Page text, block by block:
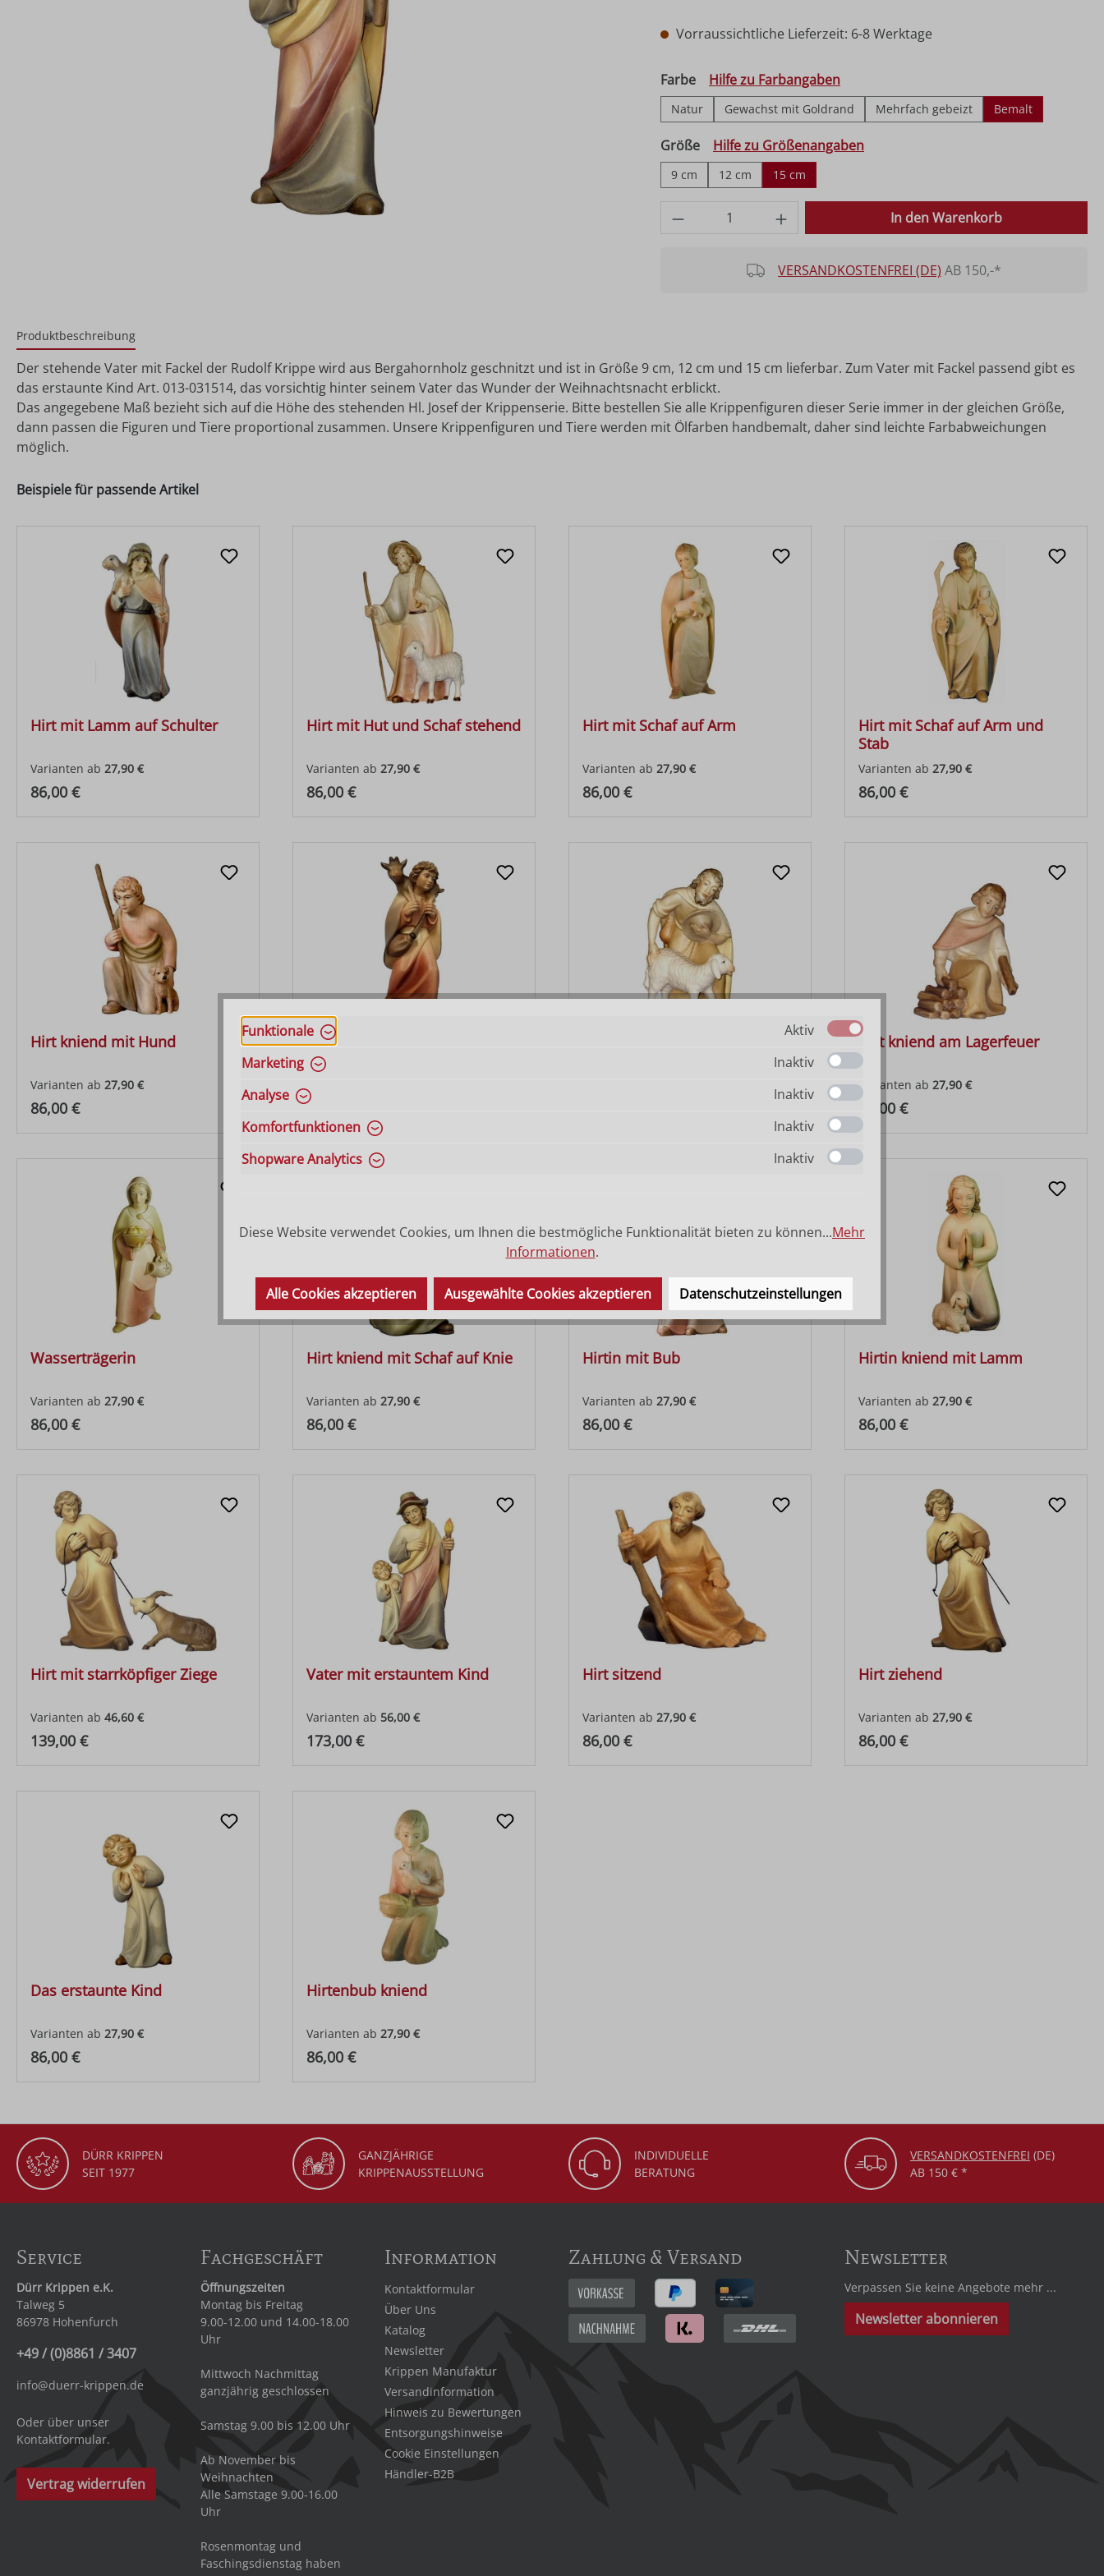
Vorraussichtliche Lieferzeit: 6-8 Werktage
Farbeauswählen
Hilfe zu Farbangaben
Natur Gewachst mit Goldrand Mehrfach gebeizt Bemalt
Größeauswählen
Hilfe zu Größenangaben
9 cm 12 cm 15 cm
Produkt Anzahl: Gib den gewünschten Wert
In den Warenkorb
VERSANDKOSTENFREI (DE) AB 150,-*
Produktbeschreibung
Der stehende Vater mit Fackel der Rudolf Krippe wird aus Bergahornholz geschnitzt und ist in Größe 9 cm, 12 cm und 15 cm lieferbar. Zum Vater mit Fackel passend gibt es
das erstaunte Kind Art. 013-031514, das vorsichtig hinter seinem Vater das Wunder der Weihnachtsnacht erblickt.
Das angegebene Maß bezieht sich auf die Höhe des stehenden Hl. Josef der Krippenserie. Bitte bestellen Sie alle Krippenfiguren dieser Serie immer in der gleichen Größe,
dann passen die Figuren und Tiere proportional zusammen. Unsere Krippenfiguren und Tiere werden mit Ölfarben handbemalt, daher sind leichte Farbabweichungen
möglich.
Beispiele für passende Artikel
Hirt mit Lamm auf Schulter
Varianten ab 27,90 €
Regulärer Preis:
86,00 €
Hirt mit Hut und Schaf stehend
Varianten ab 27,90 €
Regulärer Preis:
86,00 €
Hirt mit Schaf auf Arm
Varianten ab 27,90 €
Regulärer Preis:
86,00 €
Hirt mit Schaf auf Arm und
Stab
Varianten ab 27,90 €
Regulärer Preis:
86,00 €
Hirt kniend mit Hund
Varianten ab 27,90 €
Regulärer Preis:
86,00 €
Hirt mit Ziegenkitz auf Schulter
Varianten ab
Regulärer Preis:
86,00 €
Hirt kniend am Lagerfeuer
Varianten ab 27,90 €
Regulärer Preis:
86,00 €
Wasserträgerin
Varianten ab 27,90 €
Regulärer Preis:
86,00 €
Hirt kniend mit Schaf auf Knie
Varianten ab 27,90 €
Regulärer Preis:
86,00 €
Hirtin mit Bub
Varianten ab 27,90 €
Regulärer Preis:
86,00 €
Hirtin kniend mit Lamm
Varianten ab 27,90 €
Regulärer Preis:
86,00 €
Hirt mit starrköpfiger Ziege
Varianten ab 46,60 €
Regulärer Preis:
139,00 €
Vater mit erstauntem Kind
Varianten ab 56,00 €
Regulärer Preis:
173,00 €
Hirt sitzend
Varianten ab 27,90 €
Regulärer Preis:
86,00 €
Hirt ziehend
Varianten ab 27,90 €
Regulärer Preis:
86,00 €
Das erstaunte Kind
Varianten ab 27,90 €
Regulärer Preis:
86,00 €
Hirtenbub kniend
Varianten ab 27,90 €
Regulärer Preis:
86,00 €
DÜRR KRIPPEN
SEIT 1977
GANZJÄHRIGE
KRIPPENAUSSTELLUNG
INDIVIDUELLE
BERATUNG
VERSANDKOSTENFREI (DE)
AB 150 € *
Service
Dürr Krippen e.K.
Talweg 5
86978 Hohenfurch
+49 / (0)8861 / 3407
info@duerr-krippen.de
Oder über unser
Kontaktformular.
Vertrag widerrufen
Fachgeschäft
Öffnungszeiten
Montag bis Freitag
9.00-12.00 und 14.00-18.00
Uhr
Mittwoch Nachmittag
ganzjährig geschlossen
Samstag 9.00 bis 12.00 Uhr
Ab November bis
Weihnachten
Alle Samstage 9.00-16.00
Uhr
Rosenmontag und
Faschingsdienstag haben
Information
Kontaktformular
Über Uns
Katalog
Newsletter
Krippen Manufaktur
Versandinformation
Hinweis zu Bewertungen
Entsorgungshinweise
Cookie Einstellungen
Händler-B2B
Zahlung & Versand Newsletter
Verpassen Sie keine Angebote mehr ...
Newsletter abonnieren
Funktionale
Aktiv
Marketing
Inaktiv
Analyse
Inaktiv
Komfortfunktionen
Inaktiv
Shopware Analytics
Inaktiv
Diese Website verwendet Cookies, um Ihnen die bestmögliche Funktionalität bieten zu können...Mehr
Informationen.
Alle Cookies akzeptieren Ausgewählte Cookies akzeptieren Datenschutzeinstellungen